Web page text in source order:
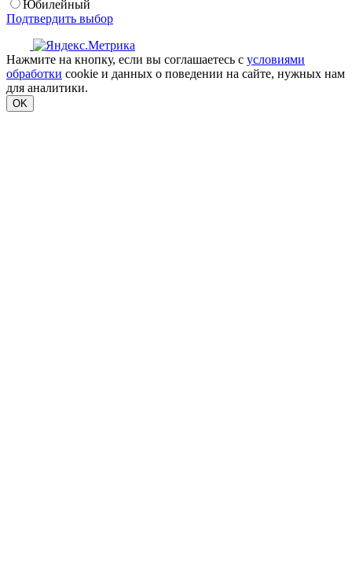
Юбилейный
Подтвердить выбор
Нажмите на кнопку, если вы соглашаетесь с условиями
обработки cookie и данных о поведении на сайте, нужных нам
для аналитики.
OK